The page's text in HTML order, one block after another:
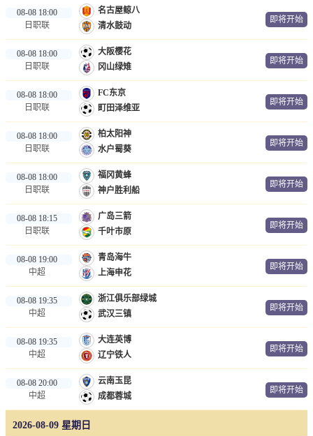
08-08 18:00
日职联
名古屋鲸八
清水鼓动
即将开始
08-08 18:00
日职联
大阪樱花
冈山绿雉
即将开始
08-08 18:00
日职联
FC东京
町田泽维亚
即将开始
08-08 18:00
日职联
柏太阳神
水户蜀葵
即将开始
08-08 18:00
日职联
福冈黄蜂
神户胜利船
即将开始
08-08 18:15
日职联
广岛三箭
千叶市原
即将开始
08-08 19:00
中超
青岛海牛
上海申花
即将开始
08-08 19:35
中超
浙江俱乐部绿城
武汉三镇
即将开始
08-08 19:35
中超
大连英博
辽宁铁人
即将开始
08-08 20:00
中超
云南玉昆
成都蓉城
即将开始
2026-08-09 星期日